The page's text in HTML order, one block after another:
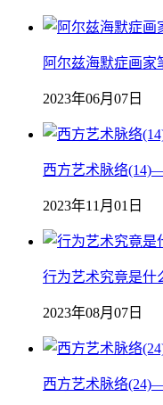
阿尔兹海默症画家
2023年06月07日
西方艺术脉络
2023年11月01日
行为艺术究竟是什
2023年08月07日
西方艺术脉络